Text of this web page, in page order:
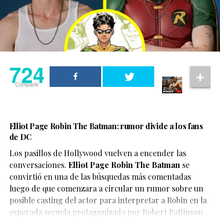
una pieza de entretenimiento creada por fans.
En los últimos meses, este tipo de videos generados con
IA se han vuelto cada vez más populares, permitiendo
inéditas entre personajes de franquicias famosas,
aunque también han abierto el debate sobre la
necesidad de identificar claramente este tipo de
En este caso, el objetivo del video parece ser
únicamente divertir a los seguidores de X-Men, quienes
han convertido el clip en uno de los contenidos virales
del momento.
724
Compartir
Elliot Page Robin The Batman: rumor divide a los fans
de DC
Los pasillos de Hollywood vuelven a encender las
conversaciones. Elliot Page Robin The Batman se
convirtió en una de las búsquedas más comentadas
luego de que comenzara a circular un rumor sobre un
posible casting del actor para interpretar a Robin en la
esperada secuela protagonizada por Robert Pattinson.